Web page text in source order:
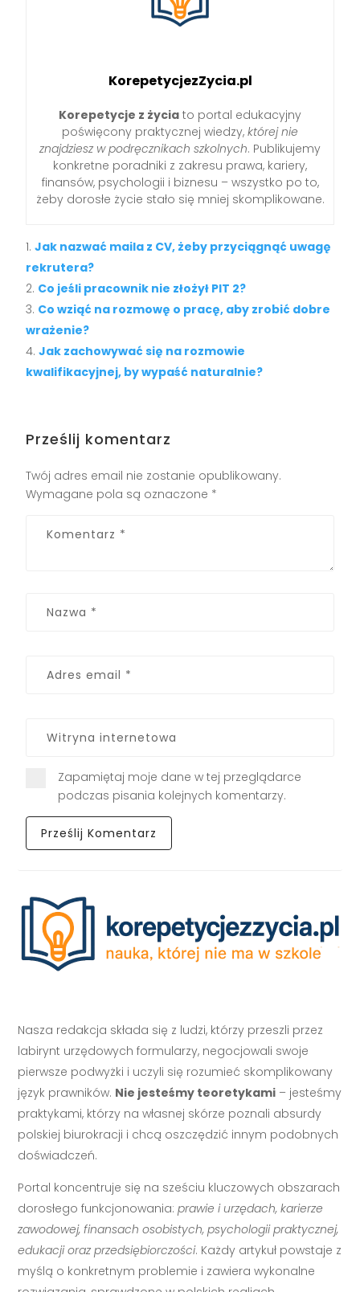
KorepetycjezZycia.pl
Korepetycje z życia to portal edukacyjny
poświęcony praktycznej wiedzy, której nie
znajdziesz w podręcznikach szkolnych. Publikujemy
konkretne poradniki z zakresu prawa, kariery,
finansów, psychologii i biznesu – wszystko po to,
żeby dorosłe życie stało się mniej skomplikowane.
Jak nazwać maila z CV, żeby przyciągnąć uwagę
rekrutera?
Co jeśli pracownik nie złożył PIT 2?
Co wziąć na rozmowę o pracę, aby zrobić dobre
wrażenie?
Jak zachowywać się na rozmowie
kwalifikacyjnej, by wypaść naturalnie?
Prześlij komentarz
Twój adres email nie zostanie opublikowany.
Wymagane pola są oznaczone *
Zapamiętaj moje dane w tej przeglądarce
podczas pisania kolejnych komentarzy.
Nasza redakcja składa się z ludzi, którzy przeszli przez
labirynt urzędowych formularzy, negocjowali swoje
pierwsze podwyżki i uczyli się rozumieć skomplikowany
język prawników. Nie jesteśmy teoretykami – jesteśmy
praktykami, którzy na własnej skórze poznali absurdy
polskiej biurokracji i chcą oszczędzić innym podobnych
doświadczeń.
Portal koncentruje się na sześciu kluczowych obszarach
dorosłego funkcjonowania:prawie i urzędach, karierze
zawodowej, finansach osobistych, psychologii praktycznej,
edukacji oraz przedsiębiorczości. Każdy artykuł powstaje z
myślą o konkretnym problemie i zawiera wykonalne